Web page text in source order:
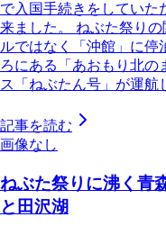
で入国手続きをしていた
来ました。 ねぶた祭り
ルではなく「沖館」に停
ろにある「あおもり北の
ス「ねぶたん号」が運
記事を読む
画像なし
ねぶた祭りに沸く青
と田沢湖